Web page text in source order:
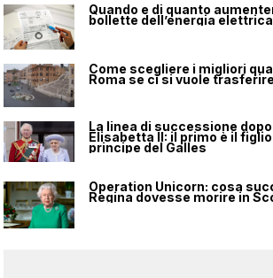
Quando e di quanto
bollette dell’energia
Come scegliere i migliori
Roma se ci si vuole
La linea di successione
Elisabetta II: il primo è il figlio
principe del Galles
Operation Unicorn: cosa
Regina dovesse morire in